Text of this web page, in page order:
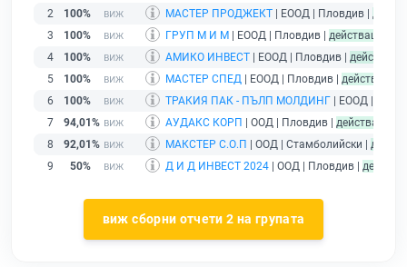
2
100% МАСТЕР ПРОДЖЕКТ | ЕООД | Пловдив |
3
100% ГРУП М И М | ЕООД | Пловдив | действащ
4
100% АМИКО ИНВЕСТ | ЕООД | Пловдив | действащ
5
100% МАСТЕР СПЕД | ЕООД | Пловдив | действащ
6
100% ТРАКИЯ ПАК - ПЪЛП МОЛДИНГ | ЕООД |
7
94,01% АУДАКС КОРП | ООД | Пловдив | действащ
8
92,01% МАКСТЕР С.О.П | ООД | Стамболийски |
9
50% Д И Д ИНВЕСТ 2024 | ООД | Пловдив |
виж сборни отчети 2 на групата